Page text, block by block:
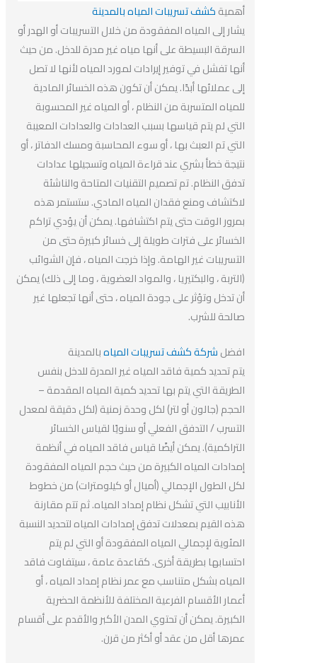
أهميةكشف تسريبات المياه بالمدينة
يشار إلى المياه المفقودة من خلال التسريبات أو الهدر أو
السرقة البسيطة على أنها مياه غير مدرة للدخل. من حيث
أنها تفشل في توفير إيرادات لمورد المياه لأنها لا تصل
إلى عملائها أبدًا. يمكن أن تكون هذه الخسائر المادية
للمياه المتسربة من النظام ، أو المياه غير المحسوبة
التي لم يتم قياسها بسبب العدادات والعدادات المعيبة
التي تم العبث بها ، أو سوء المحاسبة ومسك الدفاتر ، أو
نتيجة خطأ بشري عند قراءة المياه وتسجيلها عدادات
تدفق النظام. تم تصميم التقنيات المتاحة والناشئة
لاكتشاف ومنع فقدان المياه المادي. ستستمر هذه
بمرور الوقت حتى يتم اكتشافها. يمكن أن يؤدي تراكم
الخسائر على فترات طويلة إلى خسائر كبيرة حتى من
التسريبات غير الهامة. وإذا خرجت المياه ، فإن الشوائب
(التربة ، والبكتيريا ، والمواد العضوية ، وما إلى ذلك) يمكن
أن تدخل وتؤثر على جودة المياه ، حتى أنها تجعلها غير
صالحة للشرب.
افضلشركة كشف تسريبات المياهبالمدينة
يتم تحديد كمية فاقد المياه غير المدرة للدخل بنفس
الطريقة التي يتم بها تحديد كمية المياه المقدمة –
الحجم (جالون أو لتر) لكل وحدة زمنية (لكل دقيقة لمعدل
التسرب / التدفق الفعلي أو سنويًا لقياس الخسائر
التراكمية). يمكن أيضًا قياس فاقد المياه في أنظمة
إمدادات المياه الكبيرة من حيث حجم المياه المفقودة
لكل الطول الإجمالي (أميال أو كيلومترات) من خطوط
الأنابيب التي تشكل نظام إمداد المياه. ثم تتم مقارنة
هذه القيم بمعدلات تدفق إمدادات المياه لتحديد النسبة
المئوية لإجمالي المياه المفقودة أو التي لم يتم
احتسابها بطريقة أخرى. كقاعدة عامة ، سيتفاوت فاقد
المياه بشكل متناسب مع عمر نظام إمداد المياه ، أو
أعمار الأقسام الفرعية المختلفة للأنظمة الحضرية
الكبيرة. يمكن أن تحتوي المدن الأكبر والأقدم على أقسام
عمرها أقل من عقد أو أكثر من قرن.